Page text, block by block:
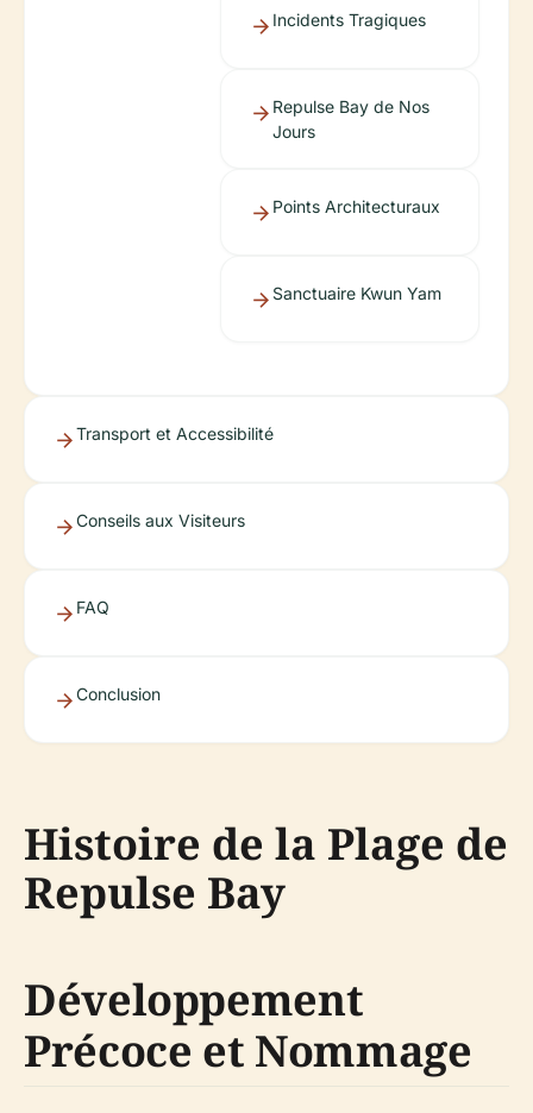
Incidents Tragiques
Repulse Bay de Nos
Jours
Points Architecturaux
Sanctuaire Kwun Yam
Transport et Accessibilité
Conseils aux Visiteurs
FAQ
Conclusion
Histoire de la Plage de
Repulse Bay
Développement
Précoce et Nommage